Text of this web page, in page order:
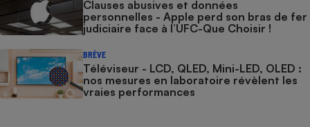
Clauses abusives et données
personnelles - Apple perd son bras de fer
judiciaire face à l’UFC-Que Choisir !
BRÈVE
Téléviseur - LCD, QLED, Mini-LED, OLED :
nos mesures en laboratoire révèlent les
vraies performances